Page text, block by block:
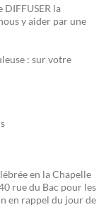
DIFFUSER la
y aider par une
: sur votre
en la Chapelle
rue du Bac pour les
en rappel du jour de